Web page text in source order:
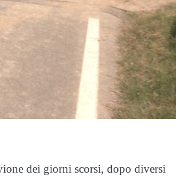
dei giorni scorsi, dopo diversi